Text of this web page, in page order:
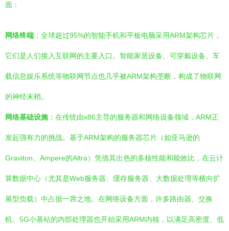
面：
网络终端 ：全球超过95%的智能手机和平板电脑采用ARM架构芯片，
它们是人们接入互联网的主要入口。智能家居设备、可穿戴设备、车
载信息娱乐系统等物联网节点也几乎被ARM架构垄断，构成了物联网
的神经末梢。
网络基础设施：在传统由x86主导的服务器和网络设备领域，ARM正
发起强有力的挑战。基于ARM架构的服务器芯片（如亚马逊的
Graviton、Ampere的Altra）凭借其出色的多核性能和能效比，在云计
算数据中心（尤其是Web服务器、缓存服务器、大数据处理等横向扩
展型负载）中占据一席之地。在网络设备方面，许多路由器、交换
机、5G小基站的内部处理器也开始采用ARM内核，以满足高密度、低